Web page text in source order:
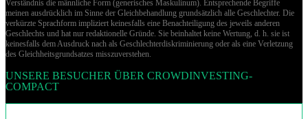
Verständnis die männliche Form (generisches Maskulinum). Entsprechende Begriffe
meinen ausdrücklich im Sinne der Gleichbehandlung grund­sätz­lich alle Geschlechter. Die
verkürzte Sprachform impliziert keinesfalls eine Benachteiligung des jeweils anderen
Geschlechts und hat nur redaktionelle Gründe. Sie beinhaltet keine Wertung, d. h. sie ist
keinesfalls dem Ausdruck nach als Geschlechterdiskriminierung oder als eine Verletzung
des Gleich­heits­grund­sat­zes misszuverstehen.
UNSERE BESUCHER ÜBER CROWDINVESTING-
COMPACT